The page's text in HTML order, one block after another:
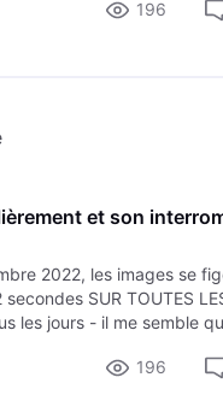
196
et son
2022, les images se
SUR TOUTES
les jours - il me semble
196